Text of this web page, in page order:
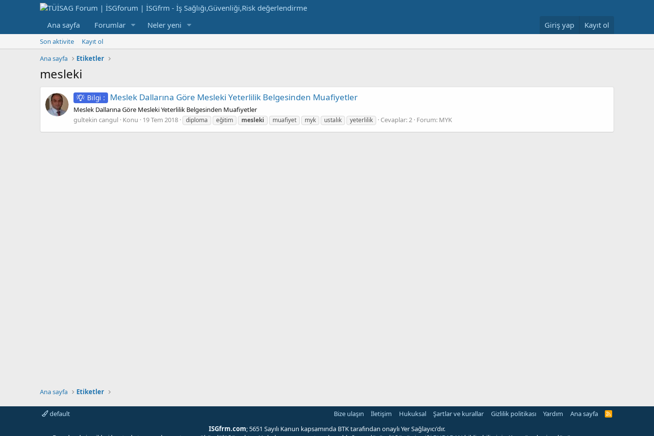
Ana sayfa Forumlar Neler yeni Giriş yap Kayıt ol
Son aktivite
Kayıt ol
Ana sayfa
Etiketler
mesleki
Bilgi : Meslek Dallarına Göre Mesleki Yeterlilik Belgesinden Muafiyetler
Meslek Dallarına Göre Mesleki Yeterlilik Belgesinden Muafiyetler
gultekin cangul Konu 19 Tem 2018 diploma eğitim mesleki muafiyet myk ustalık yeterlilik Cevaplar: 2 Forum: MYK
Ana sayfa Etiketler
default Bize ulaşın İletişim Hukuksal Şartlar ve kurallar Gizlilik politikası Yardım Ana sayfa
R
ISGfrm.com; 5651 Sayılı Kanun kapsamında BTK tarafından onaylı Yer Sağlayıcı'dır.